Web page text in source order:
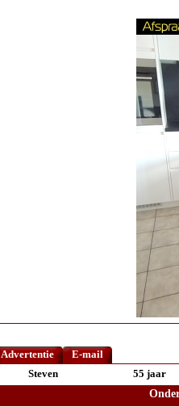
Advertentie
E-mail
Steven
55 jaar